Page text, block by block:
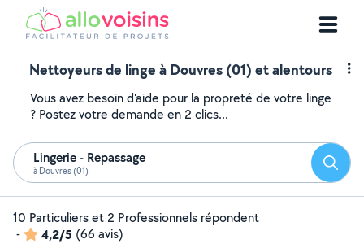
Nettoyeurs de linge à Douvres (01) et alentours
Vous avez besoin d'aide pour la propreté de votre linge
? Postez votre demande en 2 clics...
Lingerie - Repassage
à Douvres (01)
10 Particuliers et 2 Professionnels répondent
-
4,2/5 (66 avis)